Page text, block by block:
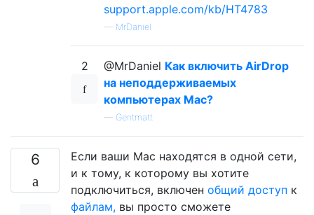
support.apple.com/kb/HT4783
— MrDaniel
2 @MrDaniel Как включить AirDrop
на неподдерживаемых
компьютерах Mac?
— Gentmatt
6
Если ваши Mac находятся в одной сети,
и к тому, к которому вы хотите
подключиться, включен общий доступ к
файлам, вы просто сможете